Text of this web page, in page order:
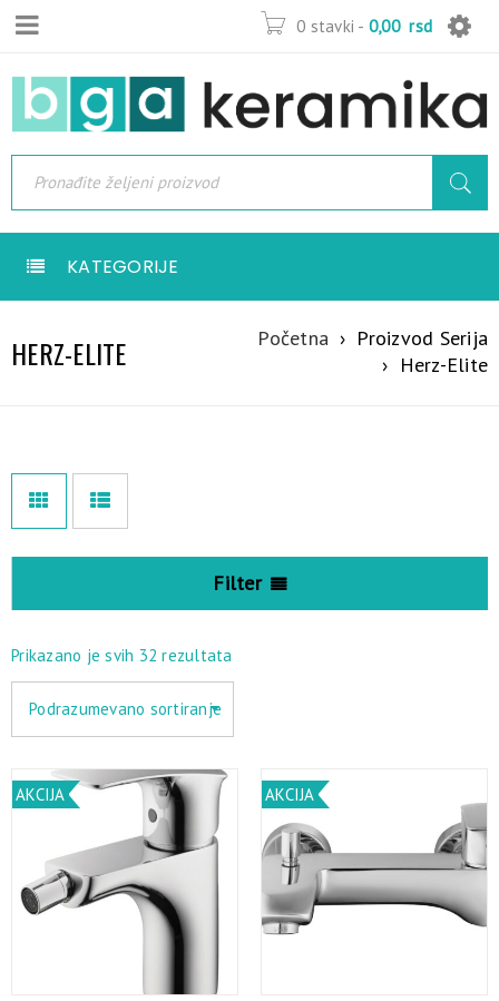
0 stavki - 0,00 rsd
KATEGORIJE
HERZ-ELITE Početna › Proizvod Serija
› Herz-Elite
Filter
Prikazano je svih 32 rezultata
Podrazumevano sortiranje
AKCIJA AKCIJA